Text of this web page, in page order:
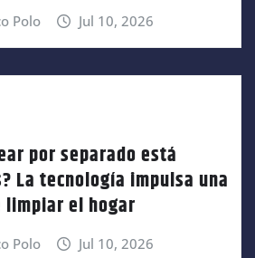
Polo Jul 10, 2026
por separado está
La tecnología impulsa una
limpiar el hogar
Polo Jul 10, 2026